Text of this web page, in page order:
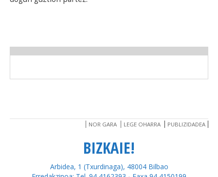
NOR GARA LEGE OHARRA PUBLIZIDADEA
BIZKAIE!
Arbidea, 1 (Txurdinaga), 48004 Bilbao